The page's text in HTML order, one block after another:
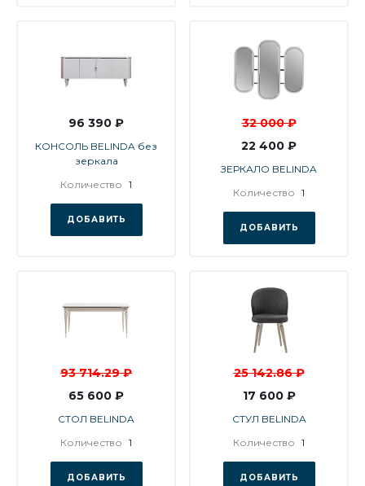
96 390 ₽
КОНСОЛЬ BELINDA без
зеркала
Количество 1
ДОБАВИТЬ
32 000 ₽
22 400 ₽
ЗЕРКАЛО BELINDA
Количество 1
ДОБАВИТЬ
93 714.29 ₽
65 600 ₽
СТОЛ BELINDA
Количество 1
ДОБАВИТЬ
25 142.86 ₽
17 600 ₽
СТУЛ BELINDA
Количество 1
ДОБАВИТЬ